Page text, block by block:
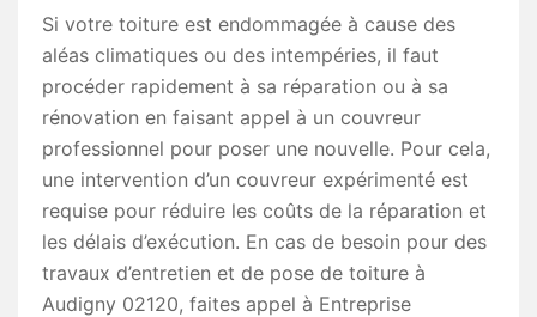
Si votre toiture est endommagée à cause des
aléas climatiques ou des intempéries, il faut
procéder rapidement à sa réparation ou à sa
rénovation en faisant appel à un couvreur
professionnel pour poser une nouvelle. Pour cela,
une intervention d’un couvreur expérimenté est
requise pour réduire les coûts de la réparation et
les délais d’exécution. En cas de besoin pour des
travaux d’entretien et de pose de toiture à
Audigny 02120, faites appel à Entreprise